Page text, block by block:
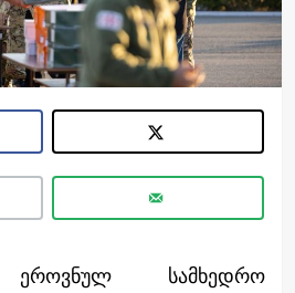
ეროვნულ სამხედრო